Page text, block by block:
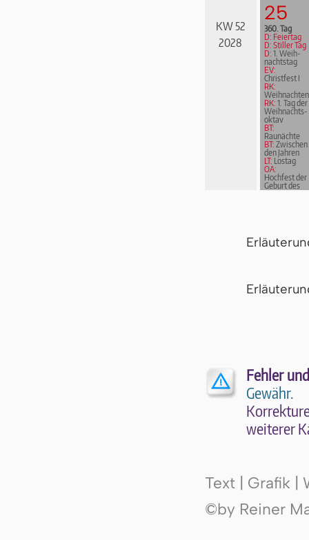
KW 52
2028
25
360. Tag
D: Feiertag
D: Stiller Tag
D: 1. Weih­
nachts­tag
EV:
Christfest I
RK:
Weihnachten
RK: 1. Tag der
Weih­nachts­
ok­tav
BT:
Raunächte
BT: Zwischen
den Jahren
LT: Lostag
OA:
Hochfest der
Geburt des
Fehler
Gewähr.
wei­te­rer
Text | Grafik |
©by Reiner